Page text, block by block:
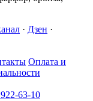
· Дзен ·
Оплата и
63-10